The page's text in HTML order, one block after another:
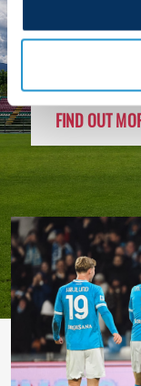
FOLLOW
FIND OUT